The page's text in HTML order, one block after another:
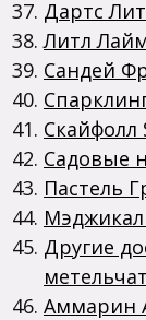
Дартс
Литл
Сандей
Скайфолл
Садовые
Пастель
Мэджикал
Другие
Аммарин